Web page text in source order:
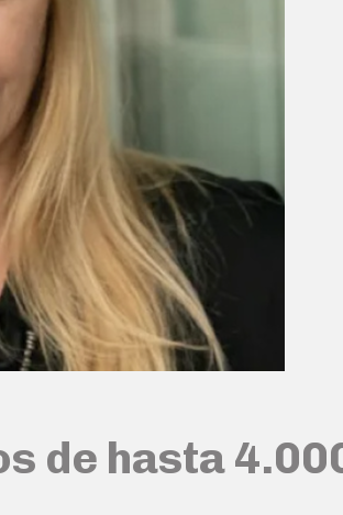
de hasta